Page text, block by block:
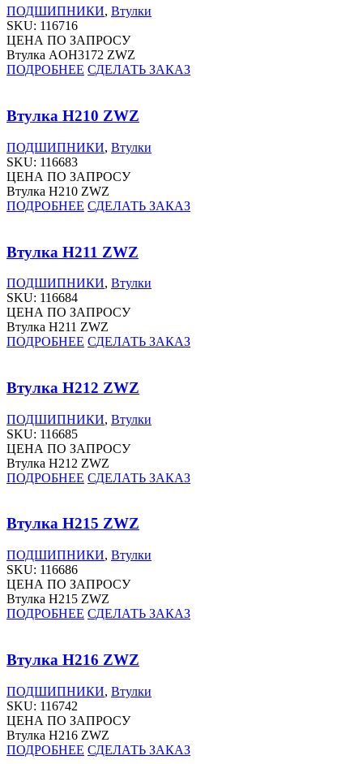
ПОДШИПНИКИ, Втулки
SKU: 116716
ЦЕНА ПО ЗАПРОСУ
Втулка AOH3172 ZWZ
ПОДРОБНЕЕ СДЕЛАТЬ ЗАКАЗ
Втулка H210 ZWZ
ПОДШИПНИКИ, Втулки
SKU: 116683
ЦЕНА ПО ЗАПРОСУ
Втулка H210 ZWZ
ПОДРОБНЕЕ СДЕЛАТЬ ЗАКАЗ
Втулка H211 ZWZ
ПОДШИПНИКИ, Втулки
SKU: 116684
ЦЕНА ПО ЗАПРОСУ
Втулка H211 ZWZ
ПОДРОБНЕЕ СДЕЛАТЬ ЗАКАЗ
Втулка H212 ZWZ
ПОДШИПНИКИ, Втулки
SKU: 116685
ЦЕНА ПО ЗАПРОСУ
Втулка H212 ZWZ
ПОДРОБНЕЕ СДЕЛАТЬ ЗАКАЗ
Втулка H215 ZWZ
ПОДШИПНИКИ, Втулки
SKU: 116686
ЦЕНА ПО ЗАПРОСУ
Втулка H215 ZWZ
ПОДРОБНЕЕ СДЕЛАТЬ ЗАКАЗ
Втулка H216 ZWZ
ПОДШИПНИКИ, Втулки
SKU: 116742
ЦЕНА ПО ЗАПРОСУ
Втулка H216 ZWZ
ПОДРОБНЕЕ СДЕЛАТЬ ЗАКАЗ